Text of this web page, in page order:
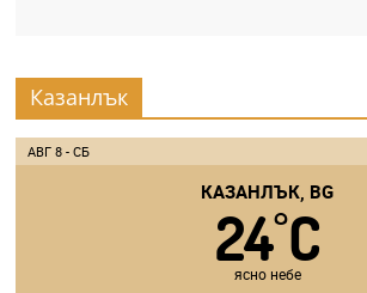
Казанлък
АВГ 8 - СБ
КАЗАНЛЪК, BG
24°C
ясно небе